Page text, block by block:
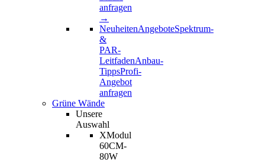
anfragen
→
NeuheitenAngeboteSpektrum-
&
PAR-
LeitfadenAnbau-
TippsProfi-
Angebot
anfragen
Grüne Wände
Unsere
Auswahl
XModul
60CM-
80W